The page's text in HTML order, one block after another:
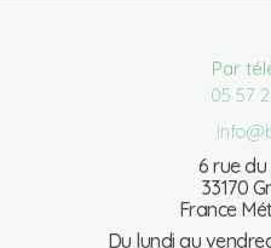
Par
05 57
6 rue du
33170
France
Du lundi au